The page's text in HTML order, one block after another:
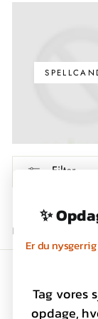
Filter
Beklager, der er
✨
Er du
Tag vores
opdage,